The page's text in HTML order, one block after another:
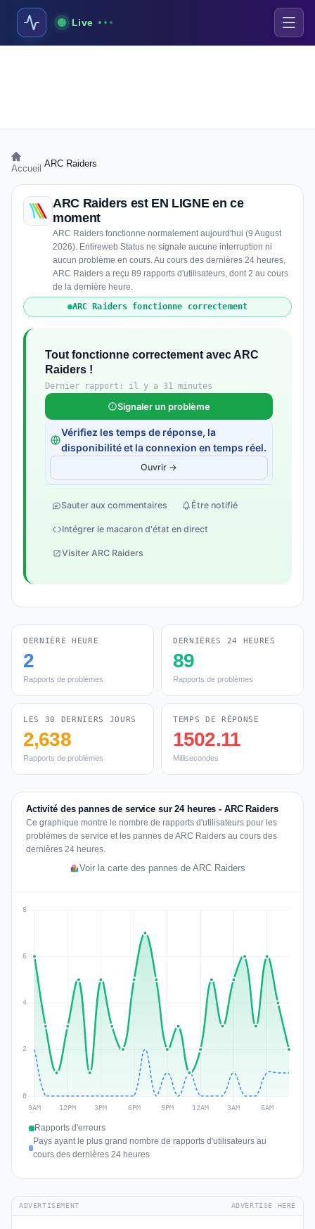
Live
Accueil ARC Raiders
ARC Raiders est EN LIGNE en ce
moment
ARC Raiders fonctionne normalement aujourd'hui (9 August
2026). Entireweb Status ne signale aucune interruption ni
aucun problème en cours. Au cours des dernières 24 heures,
ARC Raiders a reçu 89 rapports d'utilisateurs, dont 2 au cours
de la dernière heure.
ARC Raiders fonctionne correctement
Tout fonctionne correctement avec ARC
Raiders !
Dernier rapport: il y a 31 minutes
Signaler un problème
Vérifiez les temps de réponse, la
disponibilité et la connexion en temps réel.
Ouvrir →
Sauter aux commentaires Être notifié
Intégrer le macaron d'état en direct
Visiter ARC Raiders
DERNIÈRE HEURE
2
Rapports de problèmes
DERNIÈRES 24 HEURES
89
Rapports de problèmes
LES 30 DERNIERS JOURS
2,638
Rapports de problèmes
TEMPS DE RÉPONSE
1502.11
Millisecondes
Activité des pannes de service sur 24 heures - ARC Raiders
Ce graphique montre le nombre de rapports d'utilisateurs pour les
problèmes de service et les pannes de ARC Raiders au cours des
dernières 24 heures.
Voir la carte des pannes de ARC Raiders
Rapports d'erreurs
Pays ayant le plus grand nombre de rapports d'utilisateurs au
cours des dernières 24 heures
ADVERTISEMENT ADVERTISE HERE